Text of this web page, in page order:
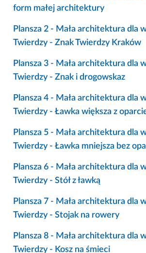
form małej architektury
Plansza 2 - Mała architektura dla
Twierdzy - Znak Twierdzy Kraków
Plansza 3 - Mała architektura dla
Twierdzy - Znak i drogowskaz
Plansza 4 - Mała architektura dla
Twierdzy - Ławka większa z
Plansza 5 - Mała architektura dla
Twierdzy - Ławka mniejsza bez
Plansza 6 - Mała architektura dla
Twierdzy - Stół z ławką
Plansza 7 - Mała architektura dla
Twierdzy - Stojak na rowery
Plansza 8 - Mała architektura dla
Twierdzy - Kosz na śmieci